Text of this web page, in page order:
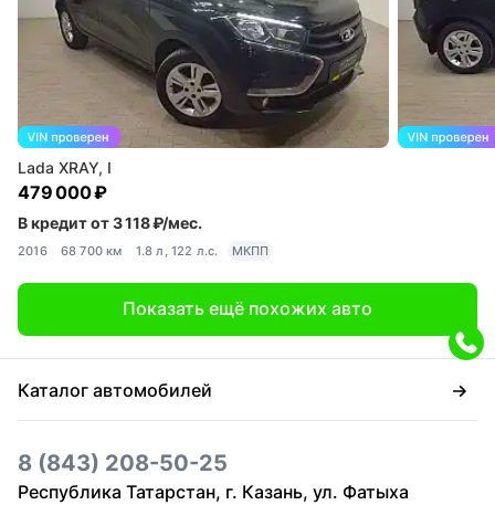
Lada XRAY, I
479 000 ₽
В кредит от 3 118 ₽/мес.
2016 68 700 км 1.8 л, 122 л.с. МКПП
Показать ещё похожих авто
Каталог автомобилей
8 (843) 208-50-25
Республика Татарстан, г. Казань, ул. Фатыха